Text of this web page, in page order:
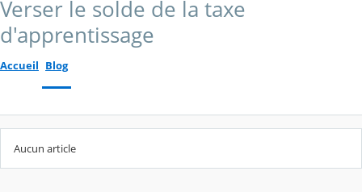
Verser le solde de la taxe
d'apprentissage
Accueil Blog
Aucun article